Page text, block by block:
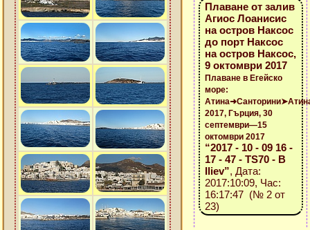
Плаване от залив
Агиос Лоанисис
на остров Наксос
до порт Наксос
на остров Наксос,
9 октомври 2017
Плаване в Егейско
море:
2017, Гърция, 30
септември—15
октомври 2017
“2017 - 10 - 09 16 -
17 - 47 - TS70 - B
Iliev”, Дата:
2017:10:09, Час:
16:17:47 (№ 2 от
23)